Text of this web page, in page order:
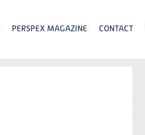
PERSPEX MAGAZINE CONTACT